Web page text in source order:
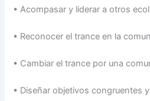
•Acompasar y liderar a otros
• Reconocer el trance en la
• Cambiar el trance por una
• Diseñar objetivos congruentes